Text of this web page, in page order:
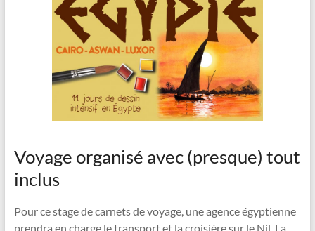
Voyage organisé avec (presque) tout
inclus
Pour ce stage de carnets de voyage, une agence égyptienne
prendra en charge le transport et la croisière sur le Nil. La